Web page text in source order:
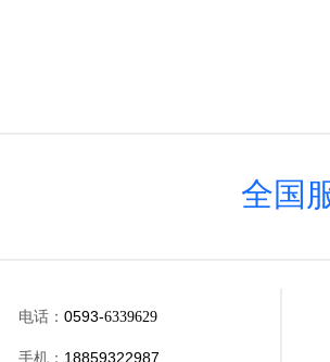
全国
电话： 0593-6339629
手机： 18859322987